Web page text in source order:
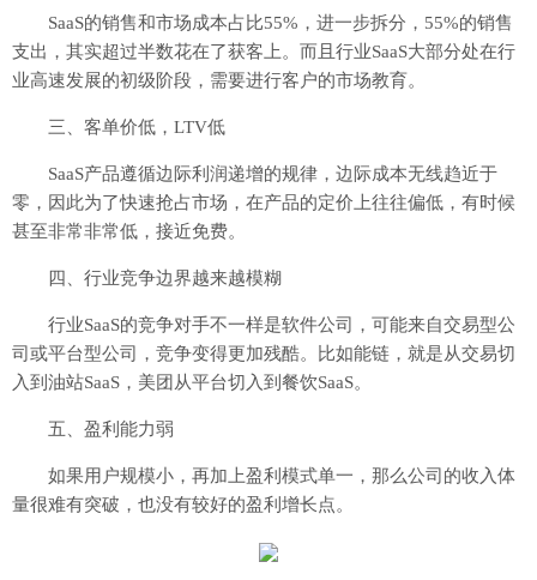
SaaS的销售和市场成本占比55%，进一步拆分，55%的销售
支出，其实超过半数花在了获客上。而且行业SaaS大部分处在行
业高速发展的初级阶段，需要进行客户的市场教育。
三、客单价低，LTV低
SaaS产品遵循边际利润递增的规律，边际成本无线趋近于
零，因此为了快速抢占市场，在产品的定价上往往偏低，有时候
甚至非常非常低，接近免费。
四、行业竞争边界越来越模糊
行业SaaS的竞争对手不一样是软件公司，可能来自交易型公
司或平台型公司，竞争变得更加残酷。比如能链，就是从交易切
入到油站SaaS，美团从平台切入到餐饮SaaS。
五、盈利能力弱
如果用户规模小，再加上盈利模式单一，那么公司的收入体
量很难有突破，也没有较好的盈利增长点。